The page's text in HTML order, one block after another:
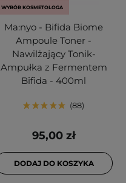
WYBÓR KOSMETOLOGA
Ma:nyo - Bifida Biome
Ampoule Toner -
Nawilżający Tonik-
Ampułka z Fermentem
Bifida - 400ml
88
95,00 zł
DODAJ DO KOSZYKA